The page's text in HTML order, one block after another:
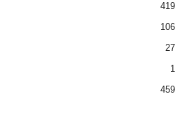
419
106
27
1
459